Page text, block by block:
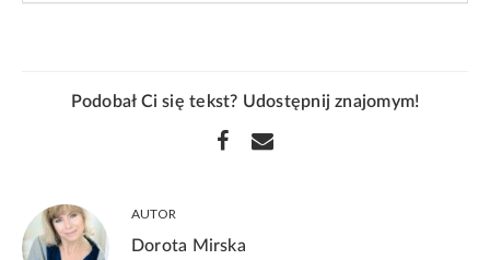
Podobał Ci się tekst? Udostępnij znajomym!
AUTOR
Dorota Mirska